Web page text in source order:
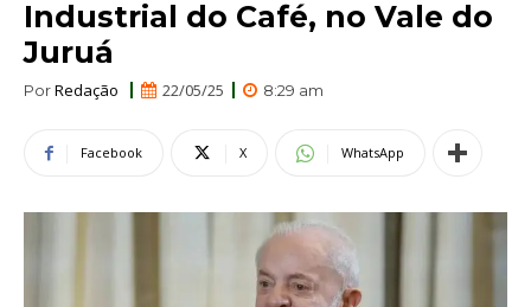
Industrial do Café, no Vale do
Juruá
PorRedação 22/05/25 8:29 am
Facebook X WhatsApp